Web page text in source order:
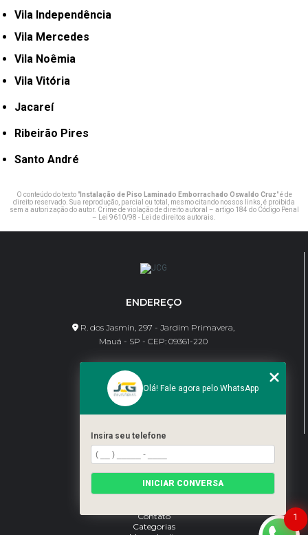
Vila Independência
Vila Mercedes
Vila Noêmia
Vila Vitória
Jacareí
Ribeirão Pires
Santo André
O conteúdo do texto "Instalação de Piso Laminado Emborrachado Oswaldo Cruz" é de
direito reservado. Sua reprodução, parcial ou total, mesmo citando nossos links, é proibida
sem a autorização do autor. Crime de violação de direito autoral – artigo 184 do Código Penal
–
Lei 9610/98 - Lei de direitos autorais
ENDEREÇO
R. dos Jasmin, 297 - Jardim Primavera,
Mauá - SP - CEP: 09361-220
CONTATO
(11) 95462-8630
bene@jcgdivisorias.com
Home
Sobre Nós
Serviços
Contato
Categorias
1
Olá! Fale agora pelo WhatsApp
Insira seu telefone
INICIAR CONVERSA